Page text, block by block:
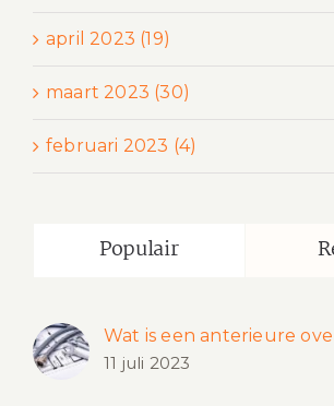
april 2023 (19)
maart 2023 (30)
februari 2023 (4)
Populair
Wat is een anterieure
11 juli 2023